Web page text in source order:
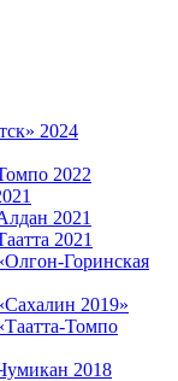
2024
2022
2021
2021
Горинская
2019»
Томпо
2018